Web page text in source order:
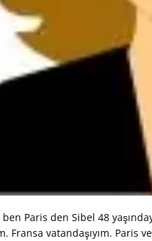
Paris den Sibel 48
Fransa vatandaşıyım. Paris